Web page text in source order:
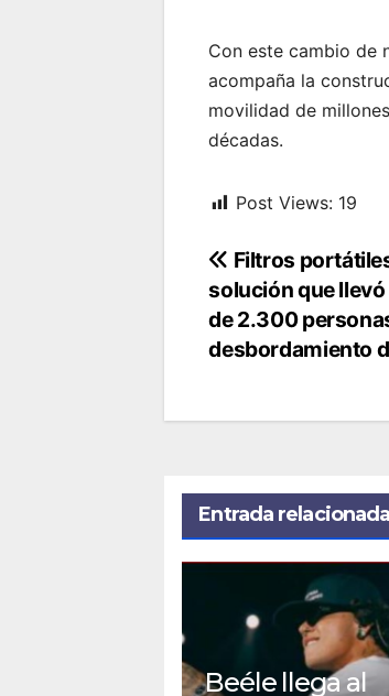
Con este cambio de
acompaña la
movilidad de
décadas.
Post Views: 19
de
entradas
Filtros
solución que
de 2.300
desbordamiento
Entrada relacionada
Beéle llega al